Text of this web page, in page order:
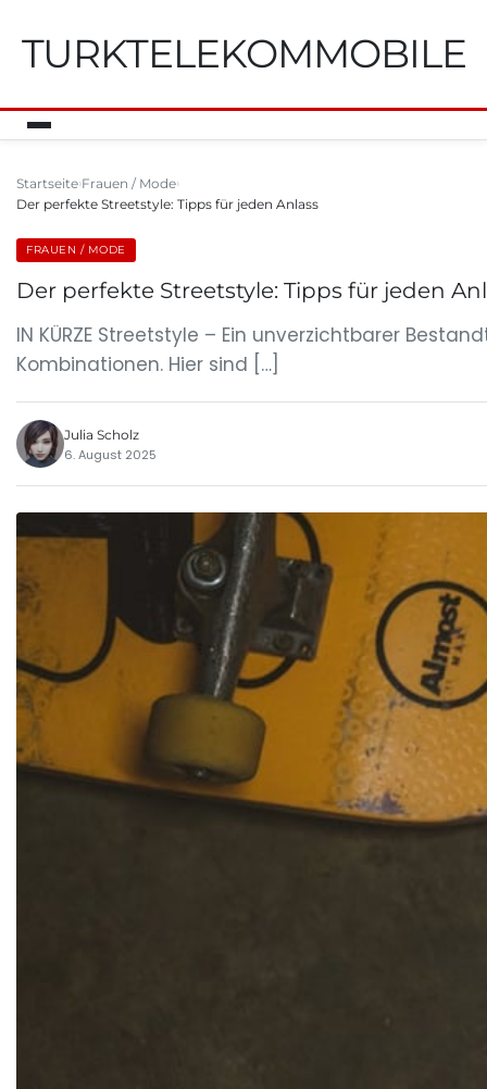
TURKTELEKOMMOBILE
Startseite Frauen / Mode
Der perfekte Streetstyle: Tipps für jeden Anlass
FRAUEN / MODE
Der perfekte Streetstyle: Tipps für jeden
IN KÜRZE Streetstyle – Ein unverzichtbarer
Kombinationen. Hier sind […]
Julia Scholz
6. August 2025